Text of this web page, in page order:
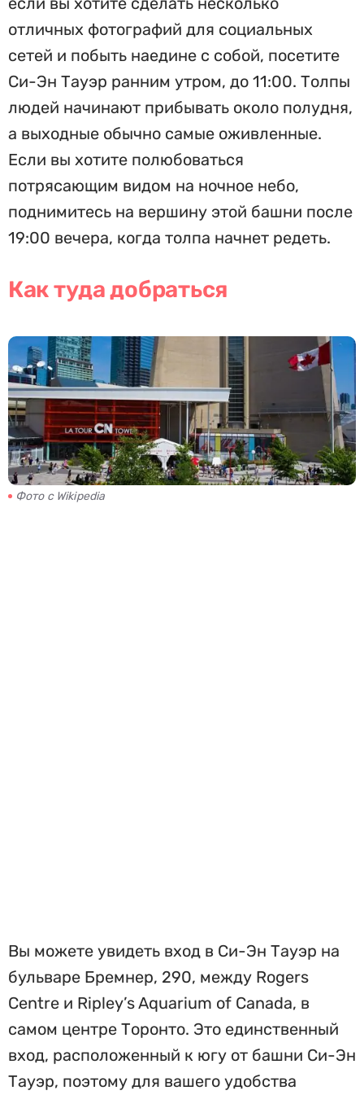
отличных фотографий для социальных
сетей и побыть наедине с собой, посетите
Си-Эн Тауэр ранним утром, до 11:00. Толпы
людей начинают прибывать около полудня,
а выходные обычно самые оживленные.
Если вы хотите полюбоваться
потрясающим видом на ночное небо,
поднимитесь на вершину этой башни после
19:00 вечера, когда толпа начнет редеть.
Как туда добраться
Фото с Wikipedia
Вы можете увидеть вход в Си-Эн Тауэр на
бульваре Бремнер, 290, между Rogers
Centre и Ripley’s Aquarium of Canada, в
самом центре Торонто. Это единственный
вход, расположенный к югу от башни Си-Эн
Тауэр, поэтому для вашего удобства